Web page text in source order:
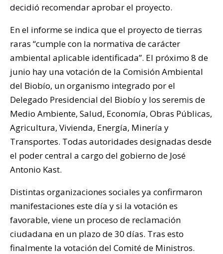
decidió recomendar aprobar el proyecto.
En el informe se indica que el proyecto de tierras
raras “cumple con la normativa de carácter
ambiental aplicable identificada”. El próximo 8 de
junio hay una votación de la Comisión Ambiental
del Biobío, un organismo integrado por el
Delegado Presidencial del Biobío y los seremis de
Medio Ambiente, Salud, Economía, Obras Públicas,
Agricultura, Vivienda, Energía, Minería y
Transportes. Todas autoridades designadas desde
el poder central a cargo del gobierno de José
Antonio Kast.
Distintas organizaciones sociales ya confirmaron
manifestaciones este día y si la votación es
favorable, viene un proceso de reclamación
ciudadana en un plazo de 30 días. Tras esto
finalmente la votación del Comité de Ministros.